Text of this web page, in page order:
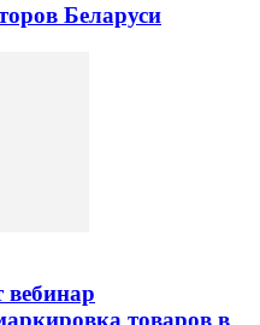
Беларуси
вебинар
товаров в